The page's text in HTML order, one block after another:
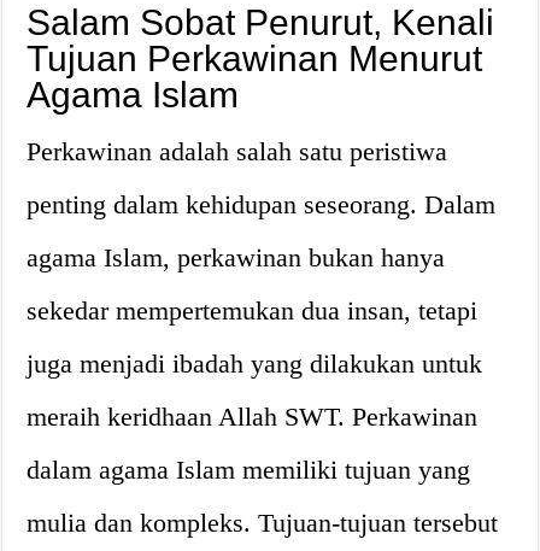
Salam Sobat Penurut, Kenali
Tujuan Perkawinan Menurut
Agama Islam
Perkawinan adalah salah satu peristiwa
penting dalam kehidupan seseorang. Dalam
agama Islam, perkawinan bukan hanya
sekedar mempertemukan dua insan, tetapi
juga menjadi ibadah yang dilakukan untuk
meraih keridhaan Allah SWT. Perkawinan
dalam agama Islam memiliki tujuan yang
mulia dan kompleks. Tujuan-tujuan tersebut